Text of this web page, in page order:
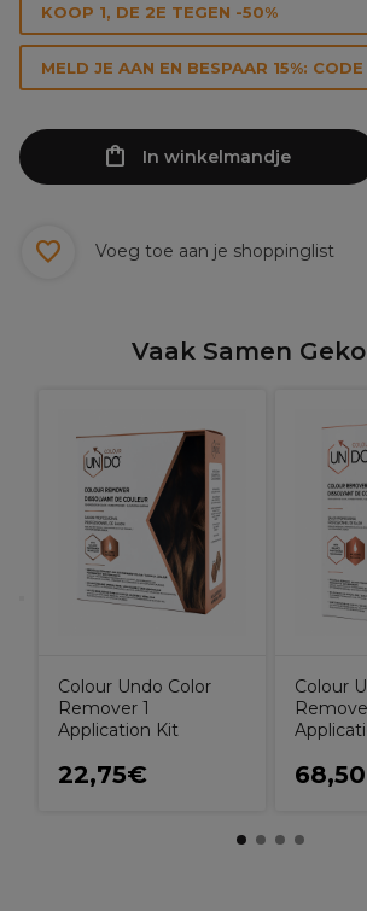
KOOP 1, DE 2E TEGEN -50%
MELD JE AAN EN BESPAAR 15%: CODE
In winkelmandje
Voeg toe aan je shoppinglist
Vaak Samen
Colour Undo Color
Remover 1
Application Kit
22,75€
Colour